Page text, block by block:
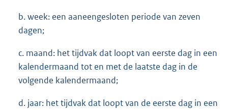
b. week: een aaneengesloten periode van zeven
dagen;
c. maand: het tijdvak dat loopt van eerste dag in een
kalendermaand tot en met de laatste dag in de
volgende kalendermaand;
d. jaar: het tijdvak dat loopt van de eerste dag in een